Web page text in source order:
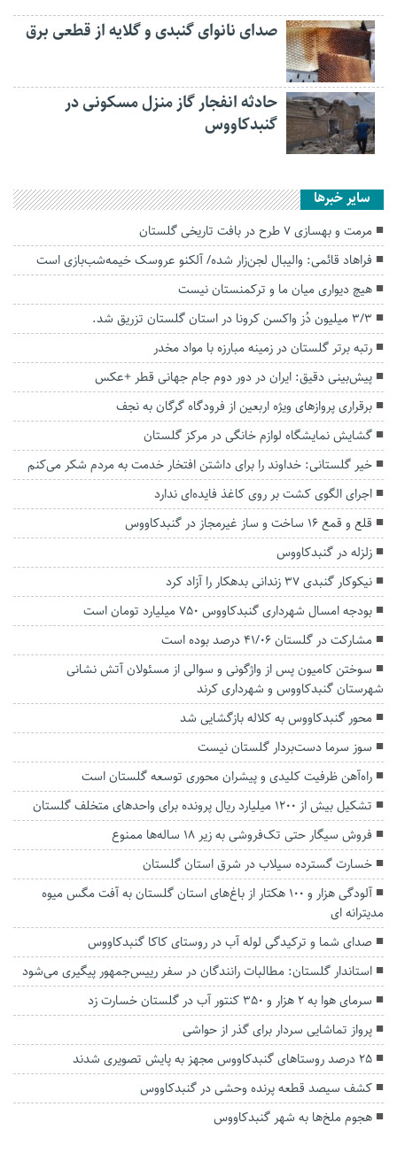
صدای نانوای گنبدی و گلایه از قطعی برق
حادثه انفجار گاز منزل مسکونی در
گنبدکاووس
سایر خبرها
مرمت و بهسازی ۷ طرح در بافت تاریخی گلستان
فراهاد قائمی: والیبال لجن‌زار شده/ آلکنو عروسک خیمه‌شب‌بازی است
هیچ دیواری میان ما و ترکمنستان نیست
۳/۳ میلیون دُز واکسن کرونا در استان گلستان تزریق شد.
رتبه برتر گلستان در زمینه مبارزه با مواد مخدر
پیش‌بینی دقیق: ایران در دور دوم جام جهانی قطر +عکس
برقراری پرواز‌های ویژه اربعین از فرودگاه گرگان به نجف
گشایش نمایشگاه لوازم خانگی در مرکز گلستان
خیر گلستانی: خداوند را برای داشتن افتخار خدمت به مردم شکر می‌کنم
اجرای الگوی کشت بر روی کاغذ فایده‌ای ندارد
قلع و قمع ۱۶ ساخت و ساز غیرمجاز در گنبدکاووس
زلزله در گنبدکاووس
نیکوکار گنبدی ۳۷ زندانی بدهکار را آزاد کرد
بودجه امسال شهرداری گنبدکاووس ۷۵۰ میلیارد تومان است
مشارکت در گلستان ۴۱/۰۶ درصد بوده است
سوختن کامیون پس از واژگونی و سوالی از مسئولان آتش نشانی
شهرستان گنبدکاووس و شهرداری کرند
محور گنبدکاووس به کلاله بازگشایی شد
سوز سرما دست‌بردار گلستان نیست
راه‌آهن ظرفیت کلیدی و پیشران‌ محوری توسعه گلستان است
تشکیل بیش از ۱۲۰۰ میلیارد ریال پرونده برای واحدهای متخلف گلستان
فروش سیگار حتی تک‌فروشی به زیر ۱۸ ساله‌ها ممنوع
خسارت گسترده سیلاب در شرق استان گلستان
آلودگی هزار و ۱۰۰ هکتار از باغ‌های استان گلستان به آفت مگس میوه
مدیترانه ای
صدای شما و ترکیدگی لوله آب در روستای کاکا گنبدکاووس
استاندار گلستان: مطالبات رانندگان در سفر رییس‌جمهور پیگیری می‌شود
سرمای هوا به ۲ هزار و ۳۵۰ کنتور آب در گلستان خسارت زد
پرواز تماشایی سردار برای گذر از حواشی
۲۵ درصد روستاهای گنبدکاووس مجهز به پایش تصویری شدند
کشف سیصد قطعه پرنده وحشی در گنبدکاووس
هجوم ملخ‌ها به شهر گنبدکاووس